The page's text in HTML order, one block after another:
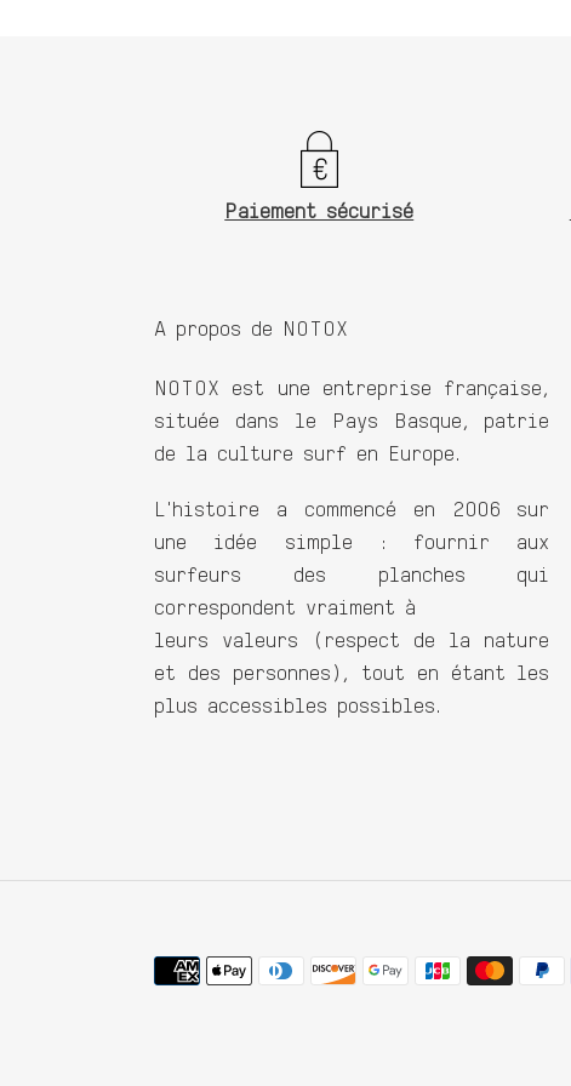
Paiement sécurisé
A propos de NOTOX
NOTOX est une entreprise française,
située dans le Pays Basque, patrie
de la culture surf en Europe.
L'histoire a commencé en 2006 sur
une idée simple : fournir aux
surfeurs des planches qui
correspondent vraiment à
leurs valeurs (respect de la nature
et des personnes), tout en étant les
plus accessibles possibles.
Moyens